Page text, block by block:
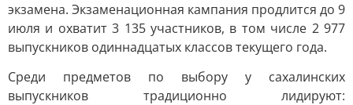
экзамена. Экзаменационная кампания продлится до 9
июля и охватит 3 135 участников, в том числе 2 977
выпускников одиннадцатых классов текущего года.
Среди предметов по выбору у сахалинских
выпускников традиционно лидируют: